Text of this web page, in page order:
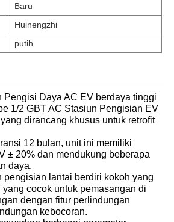
Baru
Huinengzhi
putih
Pengisi Daya AC EV berdaya tinggi
1/2 GBT AC Stasiun Pengisian EV
dirancang khusus untuk retrofit
12 bulan, unit ini memiliki
± 20% dan mendukung beberapa
daya.
pengisian lantai berdiri kokoh yang
cocok untuk pemasangan di
dengan fitur perlindungan
kebocoran.